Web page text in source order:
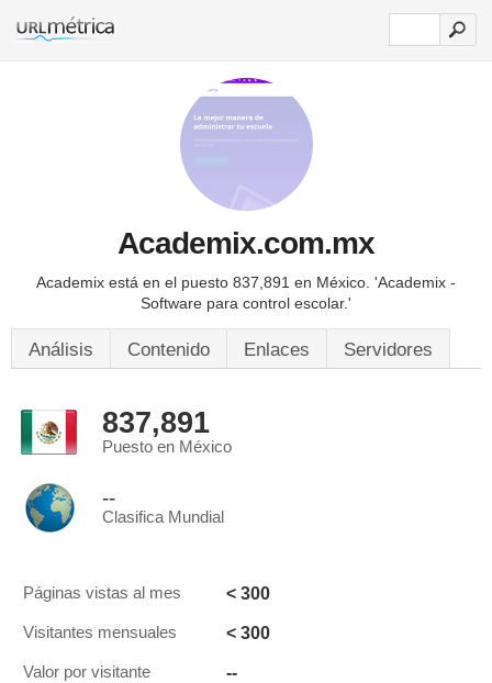
Academix.com.mx
Academix está en el puesto 837,891 en México. 'Academix -
Software para control escolar.'
Análisis Contenido Enlaces Servidores
837,891
Puesto en México
--
Clasifica Mundial
Páginas vistas al mes < 300
Visitantes mensuales < 300
Valor por visitante --